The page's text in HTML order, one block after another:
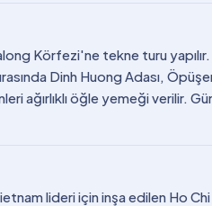
Körfezi'ne tekne turu
Dinh Huong Adası,
ağırlıklı öğle yemeği verilir.
lideri için inşa edilen Ho